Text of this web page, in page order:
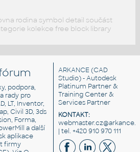
rodina symbol detail součást
kolekce free block library
podpora,
rady pro
LT, Inventor,
Civil 3D, 3ds
Forma,
a další
aplikace
firmy
ARKANCE (CAD
Studio) - Autodesk
Platinum Partner &
Training Center &
Services Partner
KONTAKT:
| tel. +420 910 970 111